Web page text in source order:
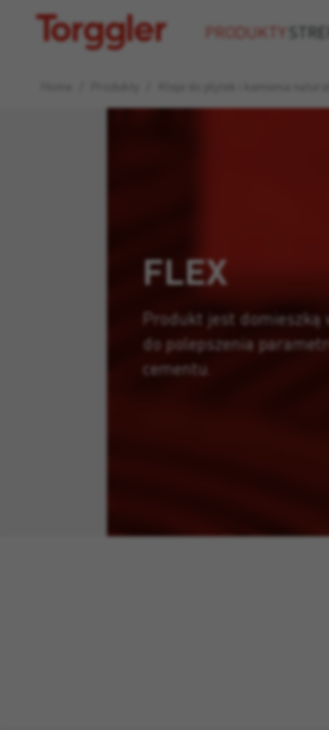
Torggler PRODUKTY
FLEX
Produkt jest domieszką
do polepszenia
cementu.